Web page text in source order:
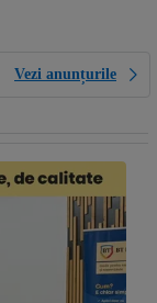
Vezi anunțurile